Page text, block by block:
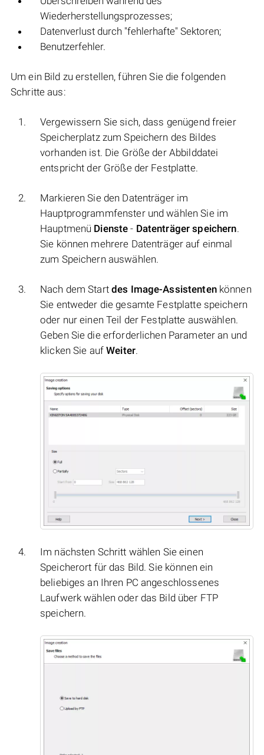
Wiederherstellungsprozesses;
Datenverlust durch "fehlerhafte" Sektoren;
Benutzerfehler.
Um ein Bild zu erstellen, führen Sie die folgenden
Schritte aus:
Vergewissern Sie sich, dass genügend freier
Speicherplatz zum Speichern des Bildes
vorhanden ist. Die Größe der Abbilddatei
entspricht der Größe der Festplatte.
Markieren Sie den Datenträger im
Hauptprogrammfenster und wählen Sie im
Hauptmenü Dienste - Datenträger speichern.
Sie können mehrere Datenträger auf einmal
zum Speichern auswählen.
Nach dem Start des Image-Assistentenkönnen
Sie entweder die gesamte Festplatte speichern
oder nur einen Teil der Festplatte auswählen.
Geben Sie die erforderlichen Parameter an und
klicken Sie aufWeiter.
Im nächsten Schritt wählen Sie einen
Speicherort für das Bild. Sie können ein
beliebiges an Ihren PC angeschlossenes
Laufwerk wählen oder das Bild über FTP
speichern.